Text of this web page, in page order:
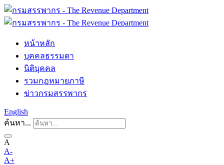
หน้าหลัก
บุคคลธรรมดา
นิติบุคคล
รวมกฎหมายภาษี
ข่าวกรมสรรพากร
English
ค้นหา...
A
A-
A+